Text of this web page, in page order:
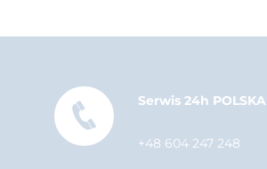
Serwis 24h POLSKA
+48 604 247 248